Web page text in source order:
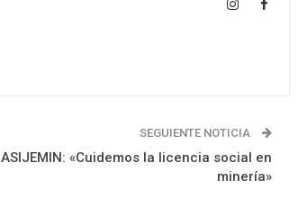
SEGUIENTE NOTICIA
ASIJEMIN: «Cuidemos la licencia social en
minería»